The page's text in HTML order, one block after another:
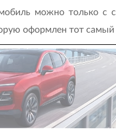
можно только с
оформлен тот самый